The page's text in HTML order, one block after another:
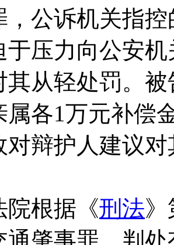
，公诉机关指
于压力向公安
其从轻处罚。
属各1万元补偿
对辩护人建议
院根据《刑法
通肇事罪，判